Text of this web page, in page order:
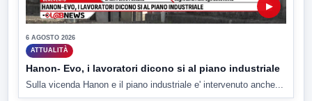
▶
6 AGOSTO 2026
ATTUALITÀ
Hanon- Evo, i lavoratori dicono si al piano industriale
Sulla vicenda Hanon e il piano industriale e' intervenuto anche...